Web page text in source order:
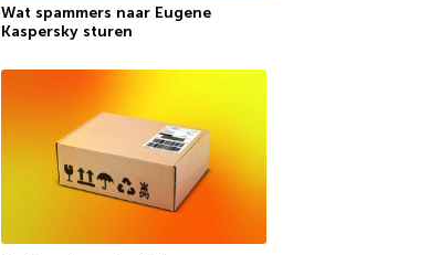
Wat spammers naar Eugene
Kaspersky sturen